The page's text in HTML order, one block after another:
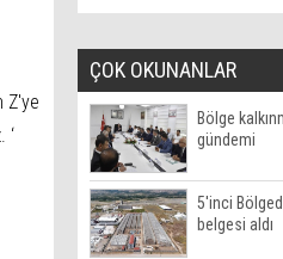
Z'ye
‘
ÇOK OKUNANLAR
Bölge
gündemi
5'inci
belgesi aldı